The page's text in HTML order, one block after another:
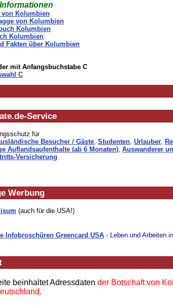
von Kolumbien
von Kolumbien
Kolumbien
Kolumbien
Fakten über Kolumbien
mit Anfangsbuchstabe C
C
Service
für
Besucher / Gäste, Studenten, Urlauber,
Auflandsaufenthalte (ab 6 Monaten), Auswanderer
Versicherung
Werbung
(auch für die USA!)
Infobroschüren Greencard USA - Leben und Arbeiten
beinhaltet Adressdaten der Botschaft von
.